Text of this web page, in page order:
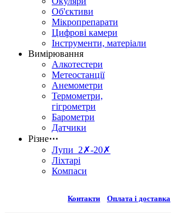
Об'єктиви
Мікропрепарати
Цифрові камери
Інструменти, матеріали
Вимірювання
Алкотестери
Метеостанції
Анемометри
Термометри,
гігрометри
Барометри
Датчики
Різне⋯
Лупи 2✗-20✗
Ліхтарі
Компаси
Контакти Оплата і доставка